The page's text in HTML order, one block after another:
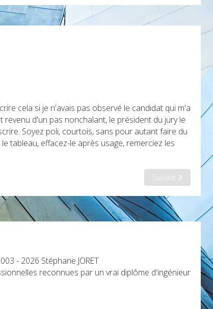
cela si je n'avais pas observé le candidat qui m'a
d'un pas nonchalant, le président du jury le
Soyez poli, courtois, sans pour autant faire du
tableau, effacez-le après usage, remerciez les
Article suivant :
Suivant
- 2026 Stéphane JORET
reconnues par un vrai diplôme d'ingénieur